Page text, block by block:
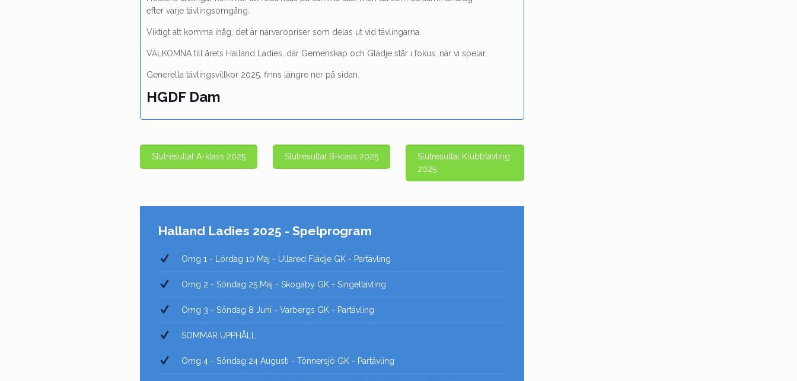
efter varje tävlingsomgång.
Viktigt att komma ihåg, det är närvaropriser som delas ut vid tävlingarna.
VÄLKOMNA till årets Halland Ladies, där Gemenskap och Glädje står i fokus, när vi spelar.
Generella tävlingsvillkor 2025, finns längre ner på sidan.
HGDF Dam
Slutresultat A-klass 2025 Slutresultat B-klass 2025
Slutresultat Klubbtävling
2025
Halland Ladies 2025 - Spelprogram
Omg 1 - Lördag 10 Maj - Ullared Flädje GK - Partävling
Omg 2 - Söndag 25 Maj - Skogaby GK - Singeltävling
Omg 3 - Söndag 8 Juni - Varbergs GK - Partävling
SOMMAR UPPHÅLL
Omg 4 - Söndag 24 Augusti - Tönnersjö GK - Partävling